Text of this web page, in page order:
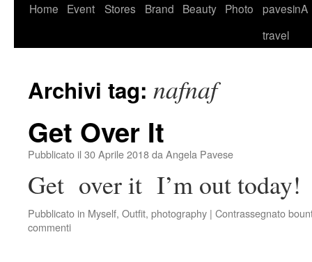
VaiHome Event Stores Brand Beauty Photo
pavesinA
travel
Archivi tag: nafnaf
Get Over It
Pubblicato il 30 Aprile 2018da Angela Pavese
Get over it I’m out today!
Pubblicato in Myself, Outfit, photography | Contrassegnato
commenti